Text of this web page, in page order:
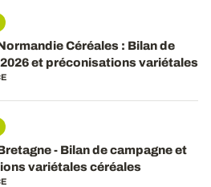
Céréales : Bilan de
et préconisations variétales
- Bilan de campagne et
variétales céréales